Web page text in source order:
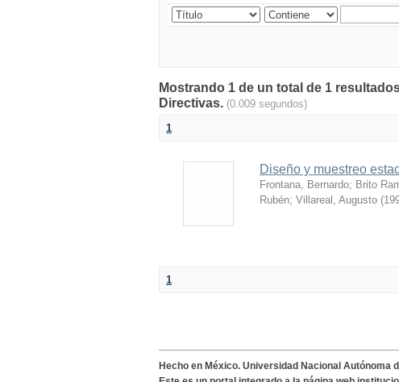
Mostrando 1 de un total de 1
Directivas. (0.009 segundos)
1
Diseño y muestreo
Frontana, Bernardo; Brito
Rubén; Villareal, Augusto (
1
Hecho en México. Universidad Nacional Autónoma